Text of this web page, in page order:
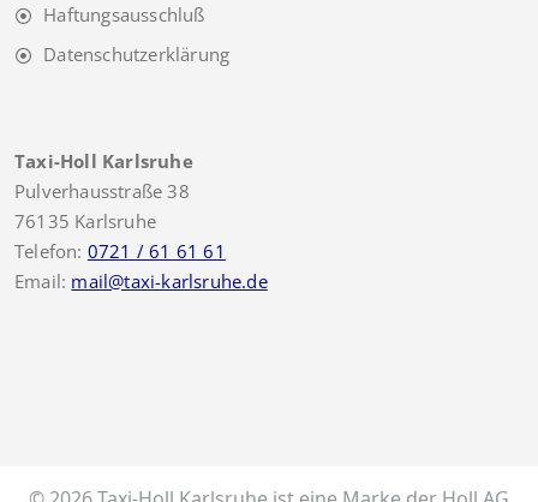
Haftungsausschluß
Datenschutzerklärung
Taxi-Holl Karlsruhe
Pulverhausstraße 38
76135 Karlsruhe
Telefon: 0721 / 61 61 61
Email: mail@taxi-karlsruhe.de